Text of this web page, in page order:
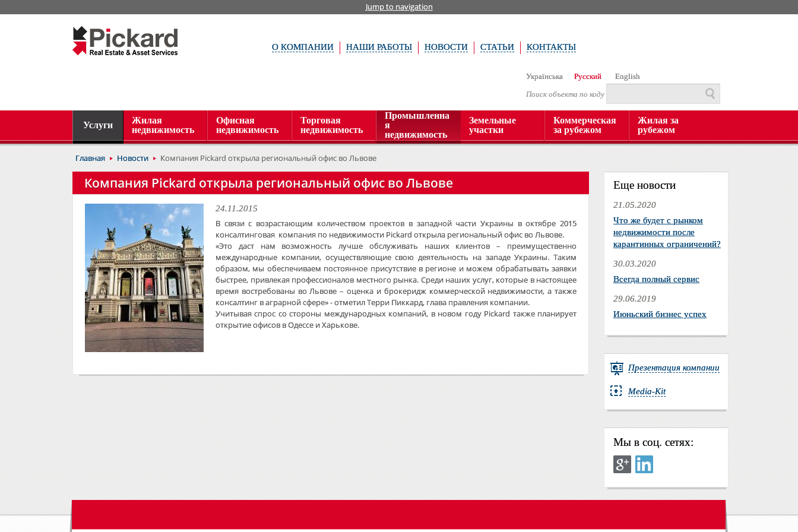
Jump to navigation
О КОМПАНИИ НАШИ РАБОТЫ НОВОСТИ СТАТЬИ КОНТАКТЫ
Українська Русский
English
Поиск объекта по коду
Услуги
Жилая
недвижимость
Офисная
недвижимость
Торговая
недвижимость
Промышленна
я
недвижимость
Земельные
участки
Коммерческая
за рубежом
Жилая за
рубежом
Главная Новости Компания Pickard открыла региональный офис во Львове
Компания Pickard открыла региональный офис во Львове
24.11.2015
В связи с возрастающим количеством проектов в западной части Украины в октябре 2015
консалтинговая компания по недвижимости Pickard открыла региональный офис во Львове.
«Это даст нам возможность лучше обслуживать наших клиентов – преимущественно
международные компании, осуществляющие свою деятельность на западе Украины. Таким
образом, мы обеспечиваем постоянное присутствие в регионе и можем обрабатывать заявки
быстрее, привлекая профессионалов местного рынка. Среди наших услуг, которые в настоящее
время востребованы во Львове – оценка и брокеридж коммерческой недвижимости, а также
консалтинг в аграрной сфере» - отметил Терри Пиккард, глава правления компании.
Учитывая спрос со стороны международных компаний, в новом году Pickard также планирует
открытие офисов в Одессе и Харькове.
Еще новости
21.05.2020
Что же будет с рынком
недвижимости после
карантинных ограничений?
30.03.2020
Всегда полный сервис
29.06.2019
Июньский бизнес успех
Презентация компании
Media-Kit
Мы в соц. сетях: